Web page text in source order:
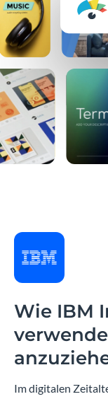
Wie IBM
Im digitalen